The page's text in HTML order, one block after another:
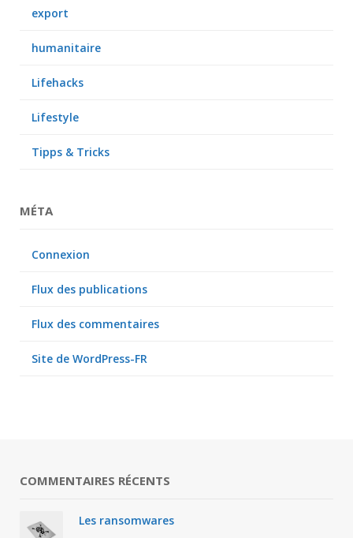
export
humanitaire
Lifehacks
Lifestyle
Tipps & Tricks
MÉTA
Connexion
Flux des publications
Flux des commentaires
Site de WordPress-FR
COMMENTAIRES RÉCENTS
Les ransomwares